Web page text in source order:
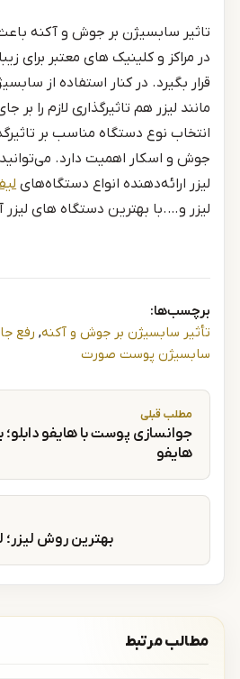
تاثیر سابسیژن بر جوش و آکنه
در مراکز و کلینیک های معتبر برای
قرار بگیرد. در کنار استفاده از
مانند لیزر هم تاثیرگذاری لازم را
انتخاب نوع دستگاه مناسب بر
جوش و اسکار اهمیت دارد.
لیزر ارائه‌دهنده انواع دستگاه‌های
لیزر و….با بهترین دستگاه های
برچسب‌ها:
تأثیر سابسیژن بر جوش و آکنه, رفع
سابسیژن پوست صورت
راهبری نوشته
مطلب قبلی
جوانسازی پوست با هایفو
هایفو
بهترین روش لیزر؛
مطالب مرتبط